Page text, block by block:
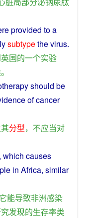
provided toa
subtypethevirus.
英国的一个实验
。
should be
ofcancer
分型， 不应当对
, which causes
in Africa, similar
它能导致非洲感染
发现的生存率类